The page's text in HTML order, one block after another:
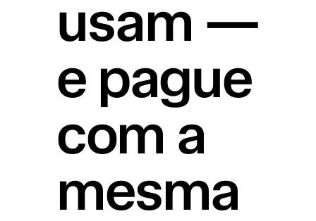
usam —
e pague
com a
mesma